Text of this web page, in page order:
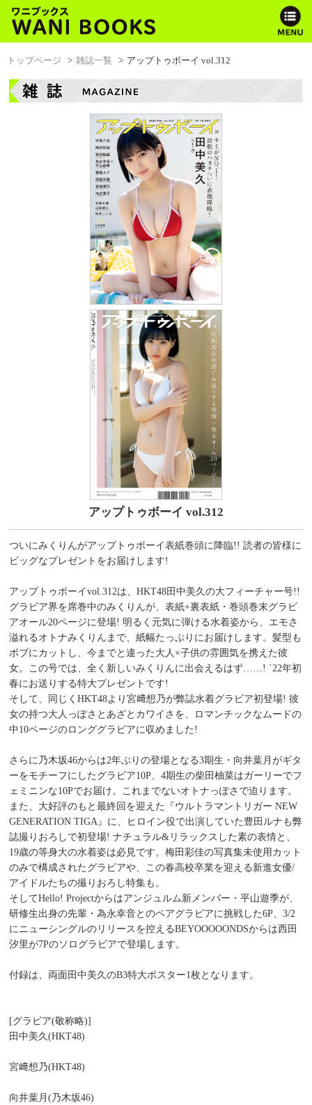
トップページ 雑誌一覧 アップトゥボーイ vol.312
アップトゥボーイ vol.312
ついにみくりんがアップトゥボーイ表紙巻頭に降臨!! 読者の皆様に
ビッグなプレゼントをお届けします!
アップトゥボーイvol.312は、HKT48田中美久の大フィーチャー号!!
グラビア界を席巻中のみくりんが、表紙+裏表紙・巻頭巻末グラビ
アオール20ページに登場! 明るく元気に弾ける水着姿から、エモさ
溢れるオトナみくりんまで、紙幅たっぷりにお届けします。髪型も
ボブにカットし、今までと違った大人×子供の雰囲気を携えた彼
女。この号では、全く新しいみくりんに出会えるはず……! `22年初
春にお送りする特大プレゼントです!
そして、同じくHKT48より宮﨑想乃が弊誌水着グラビア初登場! 彼
女の持つ大人っぽさとあざとカワイさを、ロマンチックなムードの
中10ページのロンググラビアに収めました!
さらに乃木坂46からは2年ぶりの登場となる3期生・向井葉月がギタ
ーをモチーフにしたグラビア10P、4期生の柴田柚菜はガーリーでフ
ェミニンな10Pでお届け。これまでないオトナっぽさで迫ります。
また、大好評のもと最終回を迎えた『ウルトラマントリガー NEW
GENERATION TIGA』に、ヒロイン役で出演していた豊田ルナも弊
誌撮りおろしで初登場! ナチュラル&リラックスした素の表情と、
19歳の等身大の水着姿は必見です。梅田彩佳の写真集未使用カット
のみで構成されたグラビアや、この春高校卒業を迎える新進女優/
アイドルたちの撮りおろし特集も。
そしてHello! Projectからはアンジュルム新メンバー・平山遊季が、
研修生出身の先輩・為永幸音とのペアグラビアに挑戦した6P、3/2
にニューシングルのリリースを控えるBEYOOOOONDSからは西田
汐里が7Pのソログラビアで登場します。
付録は、両面田中美久のB3特大ポスター1枚となります。
[グラビア(敬称略)]
田中美久(HKT48)
宮﨑想乃(HKT48)
向井葉月(乃木坂46)